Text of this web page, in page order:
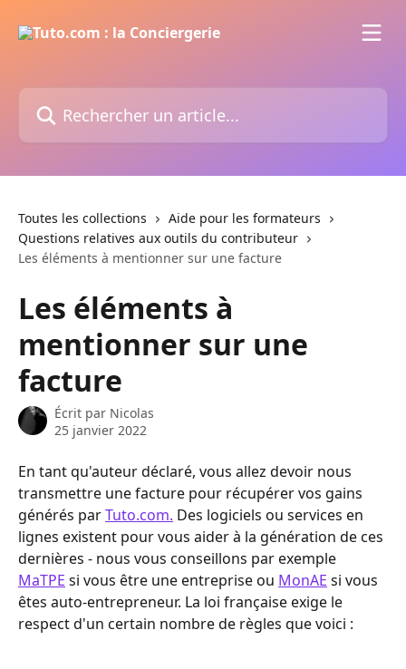
Rechercher un article...
Toutes les collections
Aide pour les formateurs
Questions relatives aux outils du contributeur
Les éléments à mentionner sur une facture
Les éléments à
mentionner sur une
facture
Écrit par Nicolas
25 janvier 2022
En tant qu'auteur déclaré, vous allez devoir nous
transmettre une facture pour récupérer vos gains
générés par Tuto.com. Des logiciels ou services en
lignes existent pour vous aider à la génération de ces
dernières - nous vous conseillons par exemple
MaTPE si vous être une entreprise ou MonAE si vous
êtes auto-entrepreneur. La loi française exige le
respect d'un certain nombre de règles que voici :